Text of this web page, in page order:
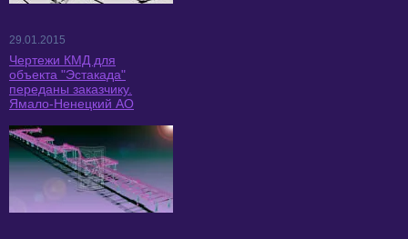
29.01.2015
Чертежи КМД для
объекта "Эстакада"
переданы заказчику.
Ямало-Ненецкий АО